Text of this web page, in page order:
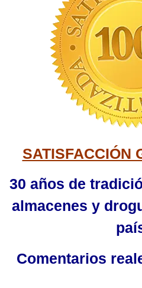
SATISFACCIÓN
30 años de
almacenes y
Comentarios